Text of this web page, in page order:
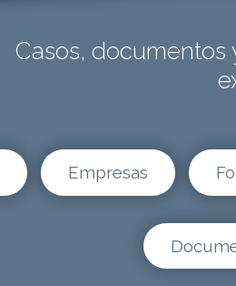
Casos, documentos
Empresas